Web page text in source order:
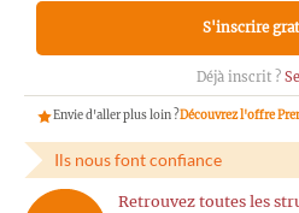
S'inscrire
Déjà inscrit ?
Envie d'aller plus loin ?Découvrez l'offre
Ils nous font confiance
Retrouvez toutes les